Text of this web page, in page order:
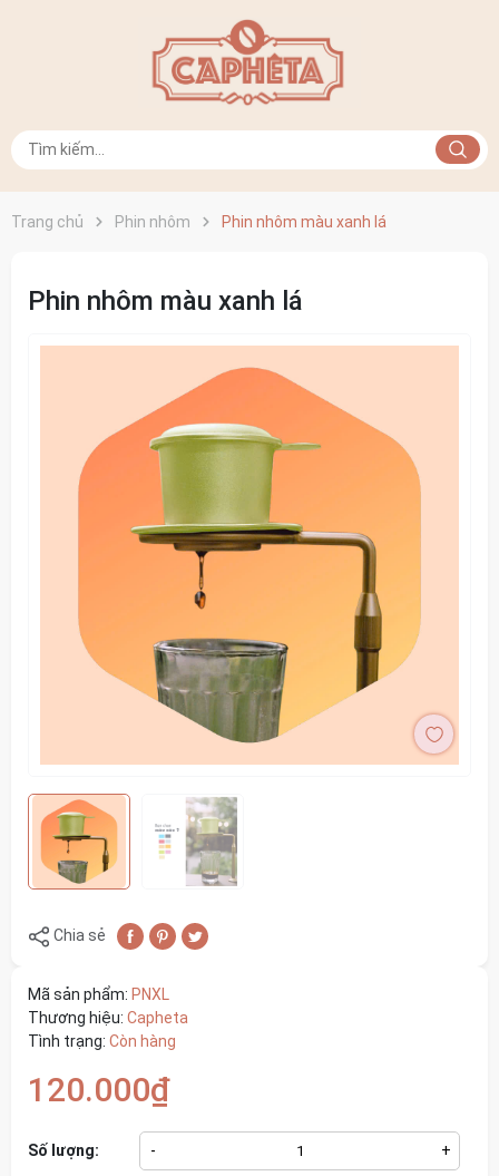
Trang chủ Phin nhôm Phin nhôm màu xanh lá
Phin nhôm màu xanh lá
Chia sẻ
Mã sản phẩm: PNXL
Thương hiệu: Capheta
Tình trạng: Còn hàng
120.000₫
Số lượng: - +